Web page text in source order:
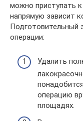
можно приступать
напрямую зависит
Подготовительный
операции:
Удалить
операцию
площадях.